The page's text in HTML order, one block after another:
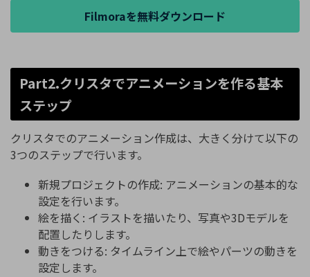
Filmoraを無料ダウンロード
Part2.クリスタでアニメーションを作る基本
ステップ
クリスタでのアニメーション作成は、大きく分けて以下の
3つのステップで行います。
新規プロジェクトの作成: アニメーションの基本的な
設定を行います。
絵を描く: イラストを描いたり、写真や3Dモデルを
配置したりします。
動きをつける: タイムライン上で絵やパーツの動きを
設定します。